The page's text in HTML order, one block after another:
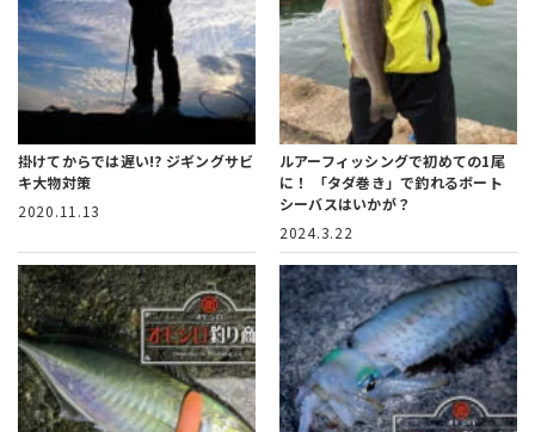
掛けてからでは遅い!? ジギングサビ
キ大物対策
2020.11.13
ルアーフィッシングで初めての1尾
に！
「タダ巻き」で釣れるボート
シーバスはいかが？
2024.3.22